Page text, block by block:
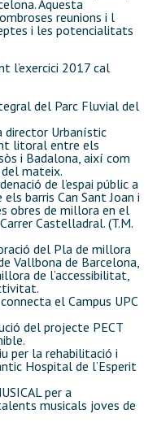
Aquesta
reunions i l
i les potencialitats
l’exercici 2017 cal
del Parc Fluvial del
director Urbanístic
litoral entre els
i Badalona, així com
mateix.
de l’espai públic a
barris Can Sant Joan i
obres de millora en el
Castelladral. (T.M.
del Pla de millora
Vallbona de Barcelona,
de l’accessibilitat,
el Campus UPC
del projecte PECT
per la rehabilitació i
Hospital de l’Esperit
per a
musicals joves de